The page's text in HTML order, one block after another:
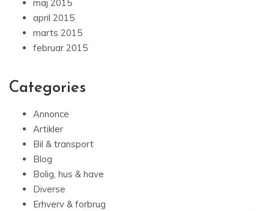
maj 2015
april 2015
marts 2015
februar 2015
Categories
Annonce
Artikler
Bil & transport
Blog
Bolig, hus & have
Diverse
Erhverv & forbrug